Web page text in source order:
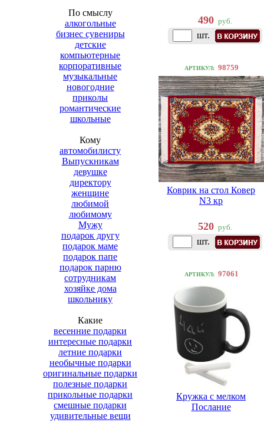
По смыслу
алкогольные
бизнес сувениры
детские
компьютерные
корпоративные
музыкальные
новогодние
приколы
романтические
школьные
Кому
автомобилисту
Выпускникам
девушке
директору
женщине
любимой
любимому
Мужу
подарок другу
подарок маме
подарок папе
подарок парню
сотрудникам
хозяйке дома
школьнику
Какие
весенние подарки
интересные подарки
летние подарки
необычные подарки
оригинальные подарки
полезные подарки
прикольные подарки
смешные подарки
удивительные вещи
490 руб.
шт.
АРТИКУЛ: 98759
Коврик на стол Ковер
N3 кр
520 руб.
шт.
АРТИКУЛ: 97061
Кружка с мелком
Послание